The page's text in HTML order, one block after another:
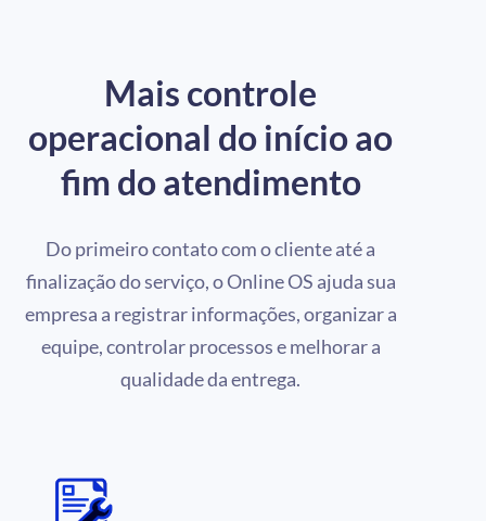
Mais controle
operacional do início ao
fim do atendimento
Do primeiro contato com o cliente até a
finalização do serviço, o Online OS ajuda sua
empresa a registrar informações, organizar a
equipe, controlar processos e melhorar a
qualidade da entrega.